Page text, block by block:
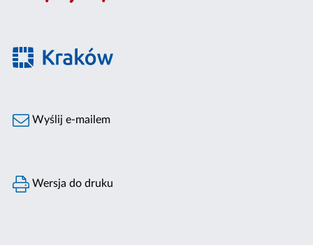
Wyślij e-mailem
Wersja do druku